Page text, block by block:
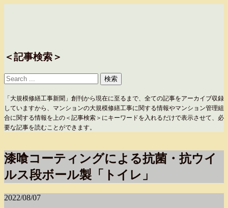
＜記事検索＞
「大規模修繕工事新聞」創刊から現在に至るまで、全ての記事をアーカイブ収録
していますから、マンションの大規模修繕工事に関する情報やマンション管理組
合に関する情報を上の＜記事検索＞にキーワードを入れるだけで表示させて、必
要な記事を読むことができます。
漆喰コーティングによる抗菌・抗ウイ
ルス段ボール製「トイレ」
2022/08/07